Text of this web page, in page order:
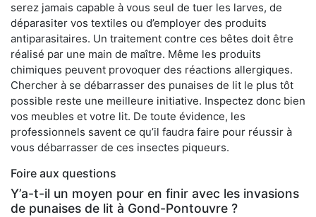
serez jamais capable à vous seul de tuer les larves, de
déparasiter vos textiles ou d’employer des produits
antiparasitaires. Un traitement contre ces bêtes doit être
réalisé par une main de maître. Même les produits
chimiques peuvent provoquer des réactions allergiques.
Chercher à se débarrasser des punaises de lit le plus tôt
possible reste une meilleure initiative. Inspectez donc bien
vos meubles et votre lit. De toute évidence, les
professionnels savent ce qu’il faudra faire pour réussir à
vous débarrasser de ces insectes piqueurs.
Foire aux questions
Y’a-t-il un moyen pour en finir avec les invasions
de punaises de lit à Gond-Pontouvre ?